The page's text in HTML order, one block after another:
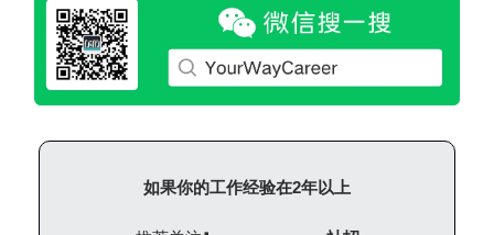
如果你的工作经验在2年以上